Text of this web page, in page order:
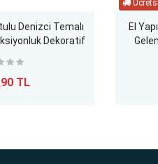
Denizci Temalı
Dekoratif
TL
El